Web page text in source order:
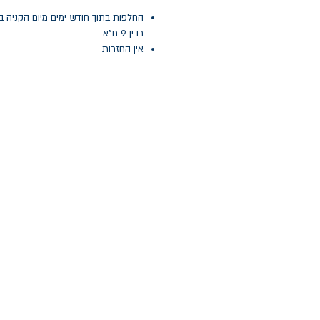
החלפות בתוך חודש ימים מיום הקניה
רבין 9 ת"א
אין החזרות